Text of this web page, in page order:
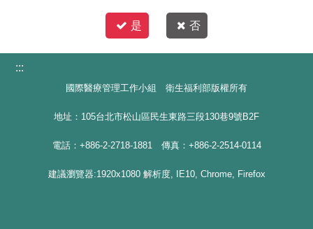
是 否
:::
國際醫療管理工作小組 衛生福利部版權所有
地址：105台北市松山區民生東路三段130巷9號B2F
電話：+886-2-2718-1881 傳真：+886-2-2514-0114
建議瀏覽器:1920x1080 解析度, IE10, Chrome, Firefox